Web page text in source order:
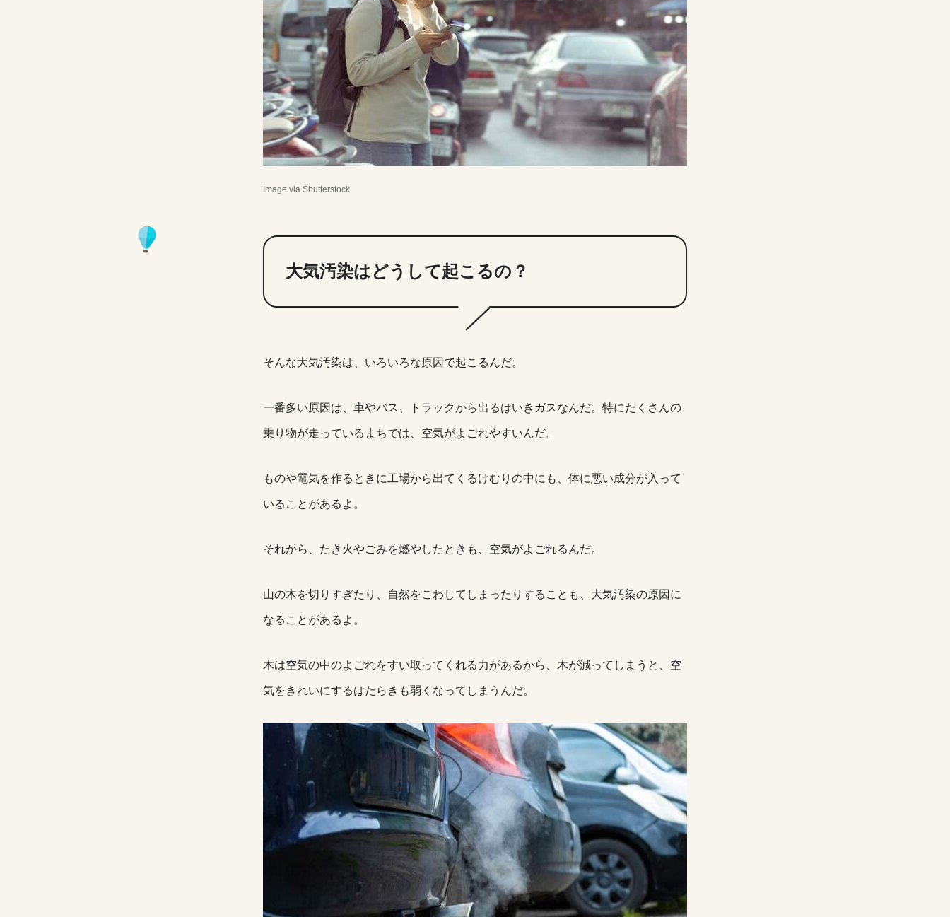
Image via Shutterstock
大気汚染はどうして起こるの？
そんな大気汚染は、いろいろな原因で起こるんだ。
一番多い原因は、車やバス、トラックから出るはいきガスなんだ。特にたくさんの
乗り物が走っているまちでは、空気がよごれやすいんだ。
ものや電気を作るときに工場から出てくるけむりの中にも、体に悪い成分が入って
いることがあるよ。
それから、たき火やごみを燃やしたときも、空気がよごれるんだ。
山の木を切りすぎたり、自然をこわしてしまったりすることも、大気汚染の原因に
なることがあるよ。
木は空気の中のよごれをすい取ってくれる力があるから、木が減ってしまうと、空
気をきれいにするはたらきも弱くなってしまうんだ。